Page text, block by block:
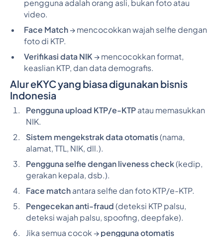
pengguna adalah orang asli, bukan foto atau
video.
Face Match→ mencocokkan wajah selfie dengan
foto di KTP.
Verifikasi data NIK→ mencocokkan format,
keaslian KTP, dan data demografis.
Alur eKYC yang biasa digunakan bisnis
Indonesia
Pengguna upload KTP/e-KTPatau memasukkan
NIK.
Sistem mengekstrak data otomatis(nama,
alamat, TTL, NIK, dll.).
Pengguna selfie dengan liveness check(kedip,
gerakan kepala, dsb.).
Face matchantara selfie dan foto KTP/e-KTP.
Pengecekan anti-fraud (deteksi KTP palsu,
deteksi wajah palsu, spoofing, deepfake).
Jika semua cocok → pengguna otomatis